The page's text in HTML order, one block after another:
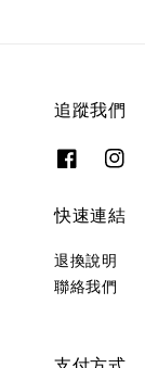
追蹤我們
快速連結
退換說明
聯絡我們